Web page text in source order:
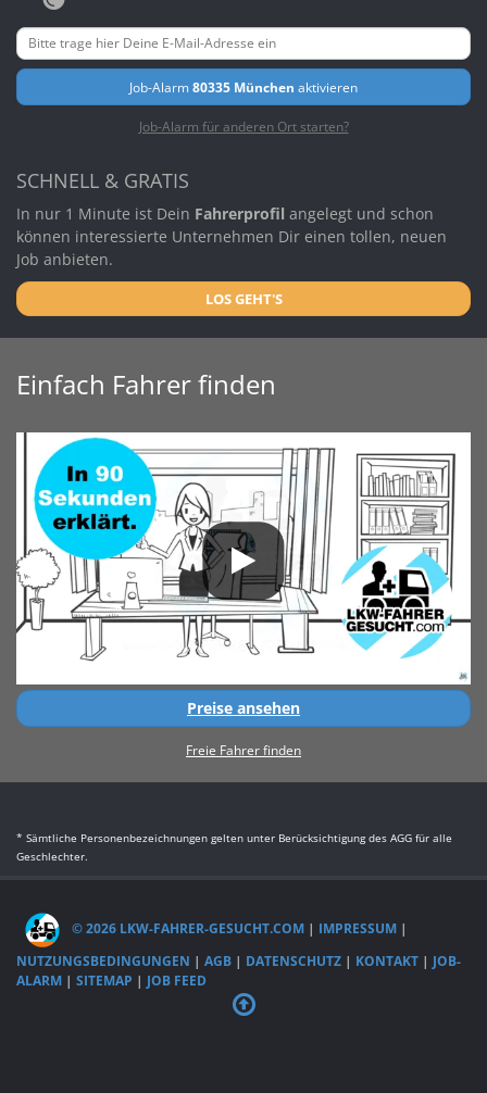
Job-Alarm80335 München aktivieren
Job-Alarm für anderen Ort starten?
SCHNELL & GRATIS
In nur 1 Minute ist Dein Fahrerprofil angelegt und schon
können interessierte Unternehmen Dir einen tollen, neuen
Job anbieten.
LOS GEHT'S
Einfach Fahrer finden
Preise ansehen
Freie Fahrer finden
* Sämtliche Personenbezeichnungen gelten unter Berücksichtigung des AGG für alle
Geschlechter.
© 2026 LKW-FAHRER-GESUCHT.COM | IMPRESSUM |
NUTZUNGSBEDINGUNGEN | AGB | DATENSCHUTZ | KONTAKT | JOB-
ALARM | SITEMAP | JOB FEED